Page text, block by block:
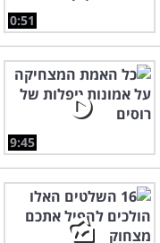
0:51
9:45